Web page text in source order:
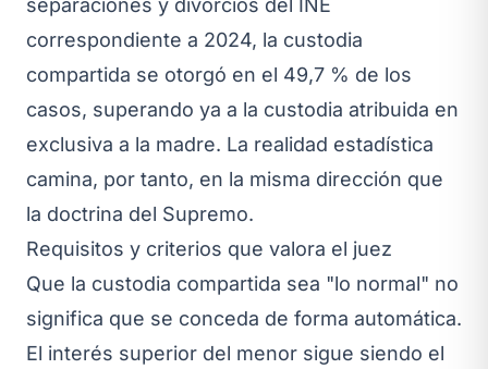
separaciones y divorcios del INE
correspondiente a 2024, la custodia
compartida se otorgó en el 49,7 % de los
casos, superando ya a la custodia atribuida en
exclusiva a la madre. La realidad estadística
camina, por tanto, en la misma dirección que
la doctrina del Supremo.
Requisitos y criterios que valora el juez
Que la custodia compartida sea "lo normal" no
significa que se conceda de forma automática.
El interés superior del menor sigue siendo el